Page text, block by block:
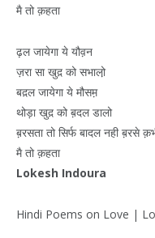
मै तो क़हता
ढ़ल जायेगा ये यौव़न
ज़रा सा खुद़ को सभालो़
बद़ल जायेगा ये मौसम़
थोड़ा खुद़ को ब़दल डालो
ब़रसता तो सिर्फ बादल नही ब़रसे
मै तो क़हता
Lokesh Indoura
Hindi Poems on Love |